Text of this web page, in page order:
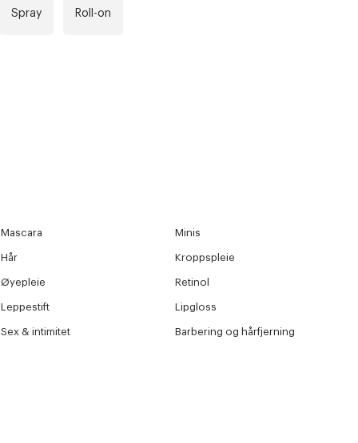
Spray Roll-on
Mascara Minis
Hår Kroppspleie
Øyepleie Retinol
Leppestift Lipgloss
Sex & intimitet Barbering og hårfjerning